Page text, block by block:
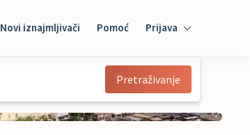
Novi iznajmljivači Pomoć Prijava
Mybooking
Pretraživanje